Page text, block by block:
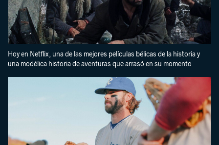
Hoy en Netflix, una de las mejores películas bélicas de la historia y
una modélica historia de aventuras que arrasó en su momento